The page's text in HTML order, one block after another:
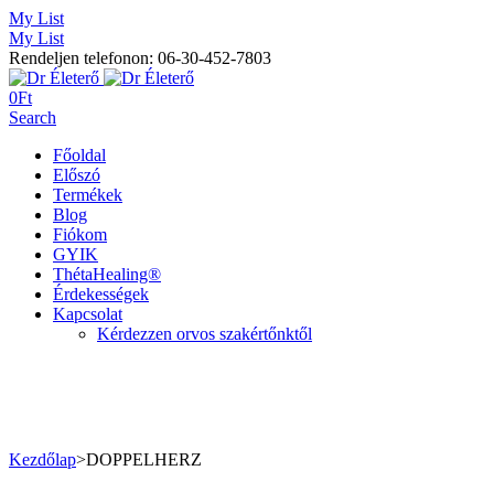
My List
My List
Rendeljen telefonon: 06-30-452-7803
0Ft
Search
Főoldal
Előszó
Termékek
Blog
Fiókom
GYIK
ThétaHealing®
Érdekességek
Kapcsolat
Kérdezzen orvos szakértőnktől
Kezdőlap>DOPPELHERZ